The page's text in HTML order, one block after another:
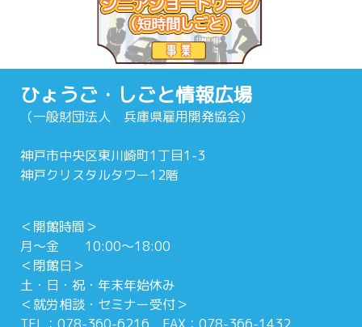
ひょうご・しごと情報広場
（一般財団法人 兵庫県雇用開発協会）
神戸市中央区東川崎町1丁目1-3
神戸クリスタルタワー12階
＜開館時間＞
月～金 10:00～18:00
＜閉館日＞
土・日・祝・年末年始休み
＜就労相談・セミナー受付＞